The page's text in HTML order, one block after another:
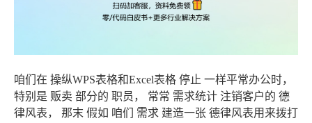
咱们在 操纵WPS表格和Excel表格 停止 一样平常办公时，
特别是 贩卖 部分的 职员， 常常 需求统计 注销客户的 德
律风表， 那末 假如 咱们 需求 建造一张 德律风表用来拨打